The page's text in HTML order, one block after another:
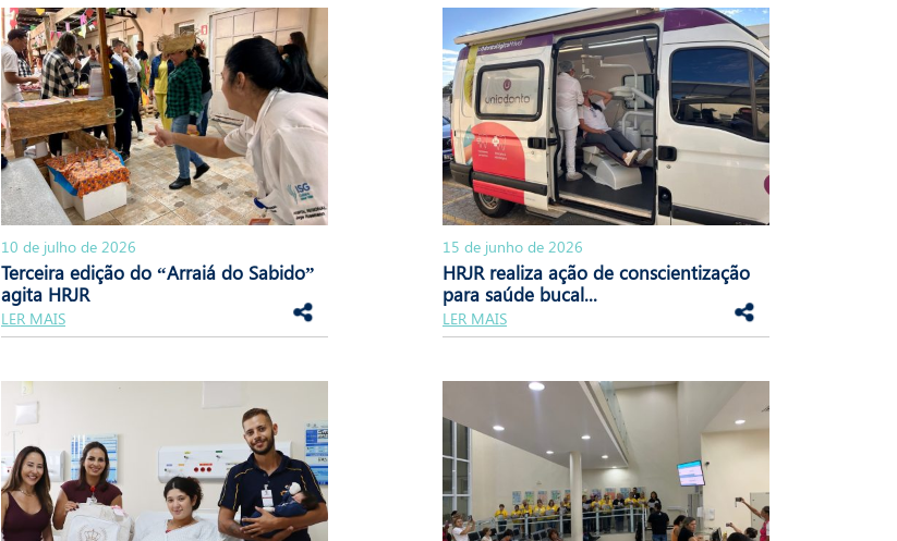
10 de julho de 2026
Terceira edição do “Arraiá do Sabido”
agita HRJR
LER MAIS
15 de junho de 2026
HRJR realiza ação de conscientização
para saúde bucal...
LER MAIS